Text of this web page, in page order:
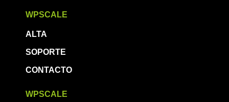
WPSCALE
ALTA
SOPORTE
CONTACTO
WPSCALE